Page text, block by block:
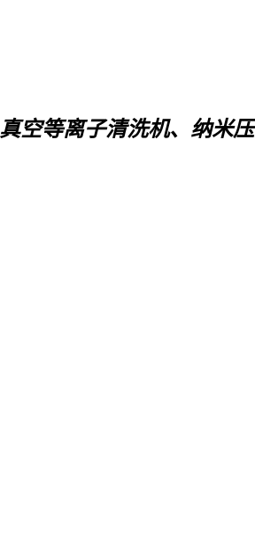
真空等离子清洗机、纳米